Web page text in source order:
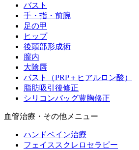
バスト
手・指・前腕
足の甲
ヒップ
後頭部形成術
膣内
大陰唇
バスト（PRP＋ヒアルロン酸）
脂肪吸引後修正
シリコンバッグ豊胸修正
血管治療・その他メニュー
ハンドベイン治療
フェイススクレロセラピー